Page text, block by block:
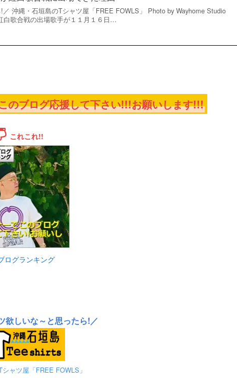
沖縄・石垣島のTシャツ屋「FREE FOWLS」 Photo by Wayhome Studio
白歌合戦の出場歌手が１１月１６日…
のブログ応援して下さい!!!お願いします!!!
これこれ!!
ログランキング
欲しいな～と思ったら!／
ャツ屋「FREE FOWLS」